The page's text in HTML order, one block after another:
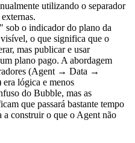
utilizando o separador
sob o indicador do plano da
o que significa que o
mas publicar e usar
plano pago. A abordagem
(Agent → Data →
lógica e menos
do Bubble, mas as
que passará bastante tempo
a construir o que o Agent não